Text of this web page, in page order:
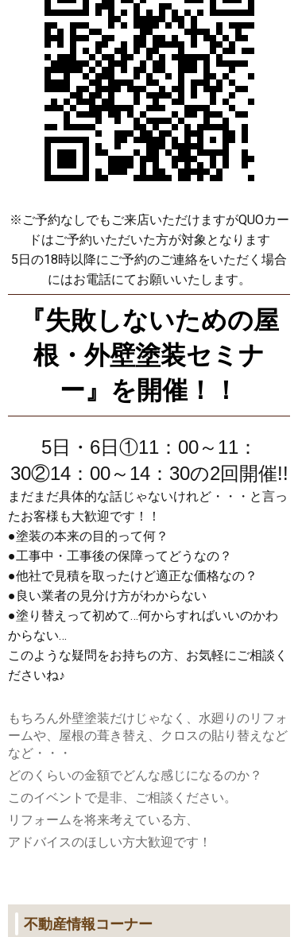
※ご予約なしでもご来店いただけますがQUOカー
ドはご予約いただいた方が対象となります
5日の18時以降にご予約のご連絡をいただく場合
にはお電話にてお願いいたします。
『失敗しないための屋
根・外壁塗装セミナ
ー』を開催！！
5日・6日①11：00～11：
30②14：00～14：30の2回開催!!
まだまだ具体的な話じゃないけれど・・・と言っ
たお客様も大歓迎です！！
●塗装の本来の目的って何？
●工事中・工事後の保障ってどうなの？
●他社で見積を取ったけど適正な価格なの？
●良い業者の見分け方がわからない
●塗り替えって初めて…何からすればいいのかわ
からない…
このような疑問をお持ちの方、お気軽にご相談く
ださいね♪
もちろん外壁塗装だけじゃなく、水廻りのリフォ
ームや、屋根の葺き替え、クロスの貼り替えなど
など・・・
どのくらいの金額でどんな感じになるのか？
このイベントで是非、ご相談ください。
リフォームを将来考えている方、
アドバイスのほしい方大歓迎です！
不動産情報コーナー